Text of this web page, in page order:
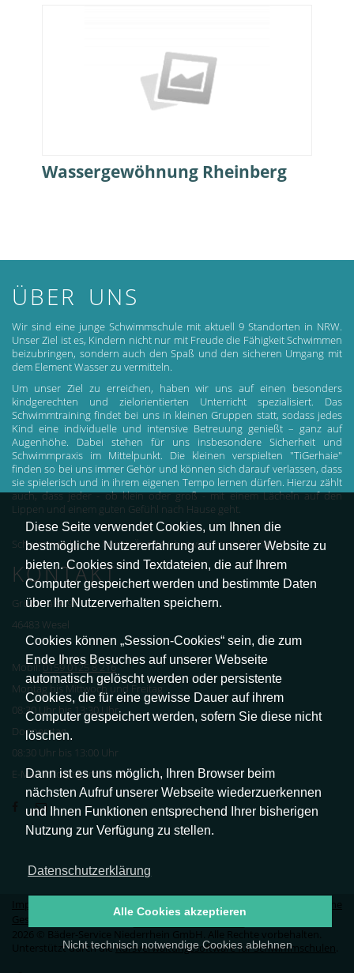
Diese Seite verwendet Cookies, um Ihnen die
bestmögliche Nutzererfahrung auf unserer Website zu
bieten. Cookies sind Textdateien, die auf Ihrem
Computer gespeichert werden und bestimmte Daten
über Ihr Nutzerverhalten speichern.
Cookies können „Session-Cookies“ sein, die zum
Ende Ihres Besuches auf unserer Webseite
automatisch gelöscht werden oder persistente
Cookies, die für eine gewisse Dauer auf ihrem
Computer gespeichert werden, sofern Sie diese nicht
löschen.
Dann ist es uns möglich, Ihren Browser beim
nächsten Aufruf unserer Webseite wiederzuerkennen
und Ihnen Funktionen entsprechend Ihrer bisherigen
Nutzung zur Verfügung zu stellen.
Datenschutzerklärung
Nicht technisch notwendige Cookies ablehnen
Alle Cookies akzeptieren
Wassergewöhnung Rheinberg
ÜBER UNS
Wir sind eine junge Schwimmschule mit aktuell 9 Standorten in NRW.
Unser Ziel ist es, Kindern nicht nur mit Freude die Fähigkeit Schwimmen
beizubringen, sondern auch den Spaß und den sicheren Umgang mit
dem Element Wasser zu vermitteln.
Um unser Ziel zu erreichen, haben wir uns auf einen besonders
kindgerechten und zielorientierten Unterricht spezialisiert. Das
Schwimmtraining findet bei uns in kleinen Gruppen statt, sodass jedes
Kind eine individuelle und intensive Betreuung genießt – ganz auf
Augenhöhe. Dabei stehen für uns insbesondere Sicherheit und
Schwimmpraxis im Mittelpunkt. Die kleinen verspielten "TiGerhaie"
finden so bei uns immer Gehör und können sich darauf verlassen, dass
sie spielerisch und in ihrem eigenen Tempo lernen dürfen. Hierzu zählt
auch, dass jeder - ob klein oder groß - mit einem Lächeln auf den
Lippen und einem guten Gefühl nach Hause geht.
Schwimmen lernen heisst: Ängste überwinden und loslassen!
KONTAKT
Grünstraße 97
46483 Wesel
Mobil:0159 0125 8 216
Montag bis Mittwoch und Freitag
08:30 Uhr bis 13:30 Uhr
Donnerstag
08:30 Uhr bis 13:00 Uhr
E-Mail: info@tigerhaie.de
Impressum Datenschutz | Erklärung zur Barrierefreiheit
Allgemeine
Geschäftsbedingungen|
Vertrag widerrufen
2026 © Bäder-Service Niederrhein GmbH. Alle Rechte vorbehalten.
Unterstützt durch dieKursverwaltungssoftware für Schwimmschulen